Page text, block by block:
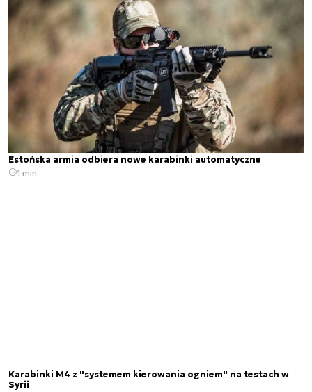
Estońska armia odbiera nowe karabinki automatyczne
1 min.
Karabinki M4 z "systemem kierowania ogniem" na testach w
Syrii